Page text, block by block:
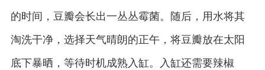
的时间，豆瓣会长出一丛丛霉菌。随后，用水将其
淘洗干净，选择天气晴朗的正午，将豆瓣放在太阳
底下暴晒，等待时机成熟入缸。入缸还需要辣椒